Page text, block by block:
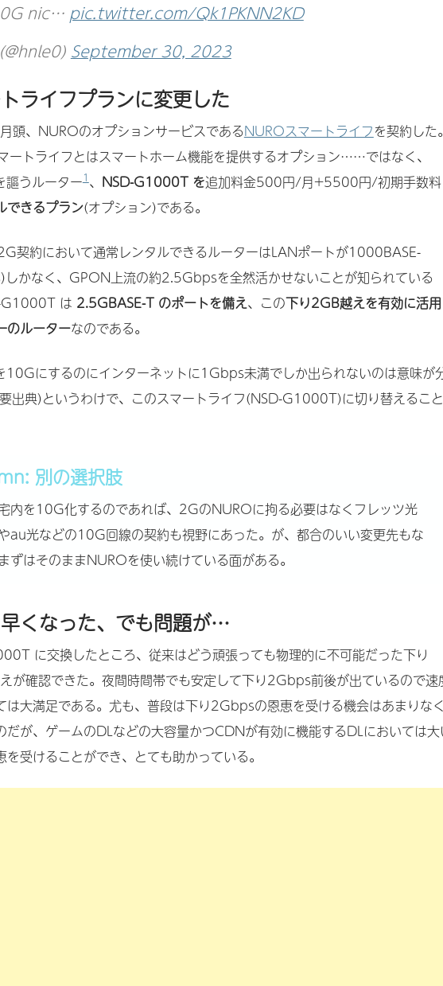
nic… pic.twitter.com/Qk1PKNN2KD
September 30, 2023
ライフプランに変更した
頭、NUROのオプションサービスであるNUROスマートライフを契約した
ートライフとはスマートホーム機能を提供するオプション……ではなく、
謳うルーター1、 NSD-G1000T を追加料金500円/月+5500円/初期手数料
できるプラン(オプション)である。
契約において通常レンタルできるルーターはLANポートが1000BASE-
かなく、GPON上流の約2.5Gbpsを全然活かせないことが知られている
G1000T は 2.5GBASE-T のポートを備え、この下り2GB越えを有効に活用
のルーターなのである。
10Gにするのにインターネットに1Gbps未満でしか出られないのは意味が
出典)というわけで、このスマートライフ(NSD-G1000T)に切り替えること
別の選択肢
内を10G化するのであれば、2GのNUROに拘る必要はなくフレッツ光
au光などの10G回線の契約も視野にあった。が、都合のいい変更先もな
ずはそのままNUROを使い続けている面がある。
くなった、でも問題が…
に交換したところ、従来はどう頑張っても物理的に不可能だった下り
が確認できた。夜間時間帯でも安定して下り2Gbps前後が出ているので速
は大満足である。尤も、普段は下り2Gbpsの恩恵を受ける機会はあまりな
だが、ゲームのDLなどの大容量かつCDNが有効に機能するDLにおいては大
を受けることができ、とても助かっている。